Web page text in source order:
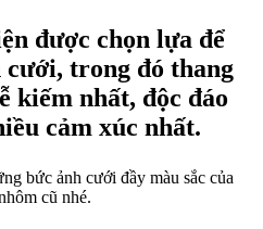
được chọn lựa để
cưới, trong đó thang
kiếm nhất, độc đáo
cảm xúc nhất.
bức ảnh cưới đầy màu sắc của
cũ nhé.